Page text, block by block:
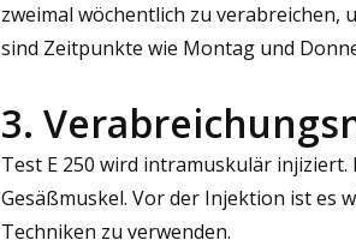
zweimal wöchentlich zu
sind Zeitpunkte wie Montag und
3.
Test E 250 wird intramuskulär
Gesäßmuskel. Vor der Injektion ist es
Techniken zu verwenden.